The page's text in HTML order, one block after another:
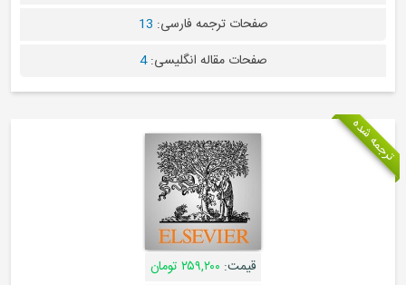
صفحات ترجمه فارسی:13
صفحات مقاله انگلیسی:4
۲۵۹,۲۰۰ تومان